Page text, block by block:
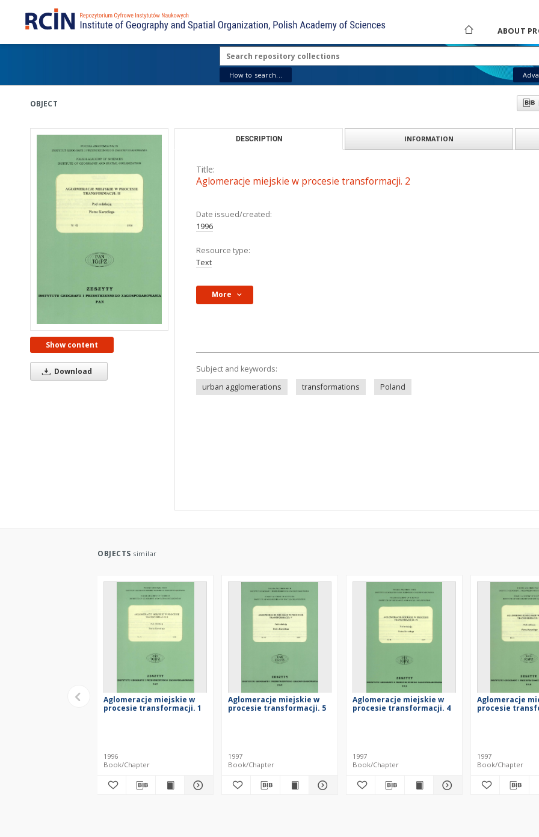
ABOUT
How to search...
OBJECT
Show content
Download
DESCRIPTION INFORMATION
Title:
Aglomeracje miejskie w procesie transformacji. 2
Date issued/created:
1996
Resource type:
Text
More
Subject and keywords:
urban agglomerations
transformations Poland
OBJECTS similar
Aglomeracje miejskie w
procesie transformacji. 1
1996
Book/Chapter
Aglomeracje miejskie w
procesie transformacji. 5
1997
Book/Chapter
Aglomeracje miejskie w
procesie transformacji. 4
1997
Book/Chapter
Aglomeracje
procesie
1997
Book/Chapter